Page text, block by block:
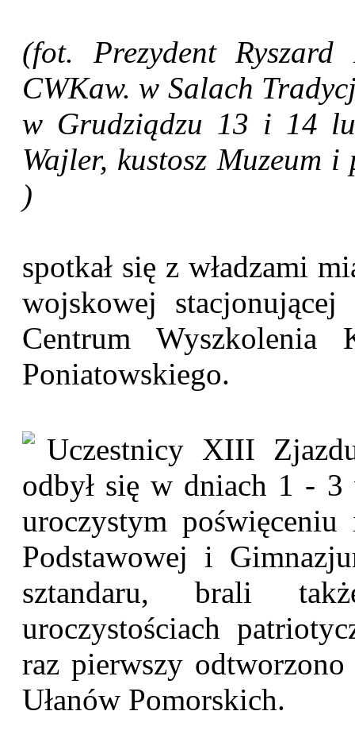
(fot. Prezydent Ryszard
CWKaw. w Salach
w Grudziądzu 13 i 14
Wajler, kustosz Muzeum
)
spotkał się z władzami
wojskowej
Centrum Wyszkolenia
Poniatowskiego.
Uczestnicy XIII
odbył się w dniach 1 -
uroczystym poświęceniu
Podstawowej i
sztandaru, brali
uroczystościach
raz pierwszy odtworzono
Ułanów Pomorskich.